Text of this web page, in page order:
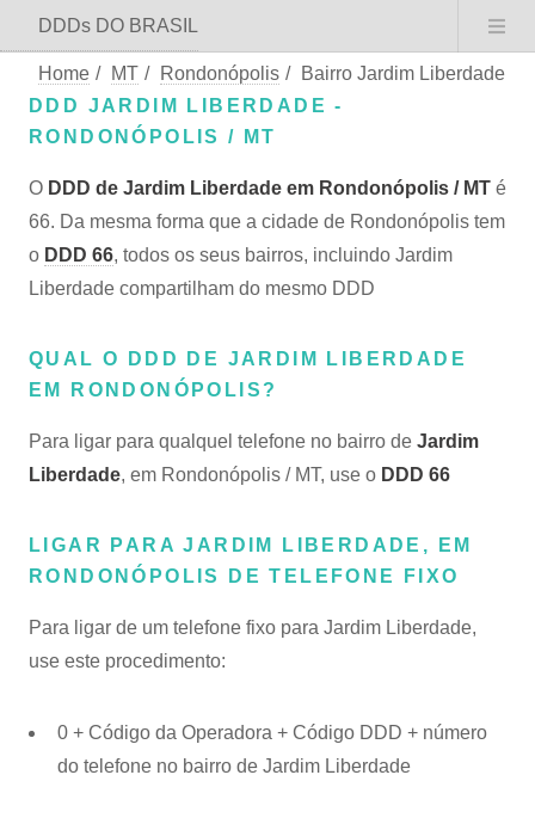
DDDs DO BRASIL
Home / MT / Rondonópolis /
Bairro Jardim Liberdade
DDD JARDIM LIBERDADE -
RONDONÓPOLIS / MT
O DDD de Jardim Liberdade em Rondonópolis / MT é
66. Da mesma forma que a cidade de Rondonópolis tem
o DDD 66, todos os seus bairros, incluindo Jardim
Liberdade compartilham do mesmo DDD
QUAL O DDD DE JARDIM LIBERDADE
EM RONDONÓPOLIS?
Para ligar para qualquel telefone no bairro de Jardim
Liberdade, em Rondonópolis / MT, use o DDD 66
LIGAR PARA JARDIM LIBERDADE, EM
RONDONÓPOLIS DE TELEFONE FIXO
Para ligar de um telefone fixo para Jardim Liberdade,
use este procedimento:
0 + Código da Operadora + Código DDD + número
do telefone no bairro de Jardim Liberdade